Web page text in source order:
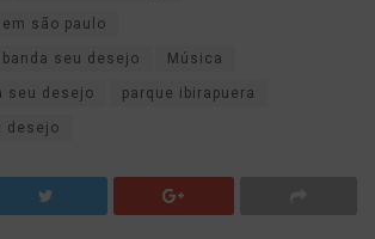
são paulo
seu desejo Música
seu desejo parque ibirapuera
desejo